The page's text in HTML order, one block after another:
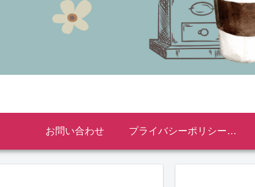
お問い合わせ プライバシーポリシー・免責事項